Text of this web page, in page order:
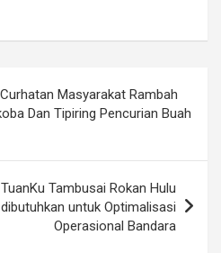
Masyarakat Rambah
Dan Tipiring Pencurian Buah
Tambusai Rokan Hulu
untuk Optimalisasi
Operasional Bandara